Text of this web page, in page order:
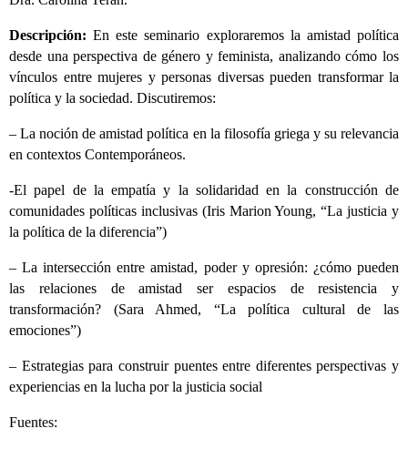
Descripción: En este seminario exploraremos la amistad política
desde una perspectiva de género y feminista, analizando cómo los
vínculos entre mujeres y personas diversas pueden transformar la
política y la sociedad. Discutiremos:
– La noción de amistad política en la filosofía griega y su relevancia
en contextos Contemporáneos.
-El papel de la empatía y la solidaridad en la construcción de
comunidades políticas inclusivas (Iris Marion Young, “La justicia y
la política de la diferencia”)
– La intersección entre amistad, poder y opresión: ¿cómo pueden
las relaciones de amistad ser espacios de resistencia y
transformación? (Sara Ahmed, “La política cultural de las
emociones”)
– Estrategias para construir puentes entre diferentes perspectivas y
experiencias en la lucha por la justicia social
Fuentes: